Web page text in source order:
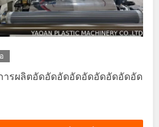
ารผลิตอัดอัดอัดอัดอัดอัดอัดอัดอัด